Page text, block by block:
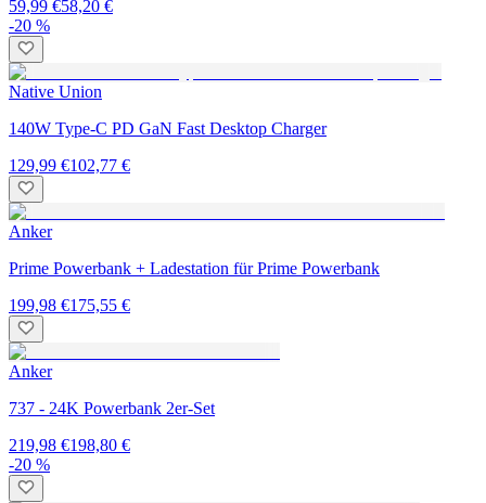
59,99 €58,20 €
-20 %
Native Union
140W Type-C PD GaN Fast Desktop Charger
129,99 €102,77 €
Anker
Prime Powerbank + Ladestation für Prime Powerbank
199,98 €175,55 €
Anker
737 - 24K Powerbank 2er-Set
219,98 €198,80 €
-20 %